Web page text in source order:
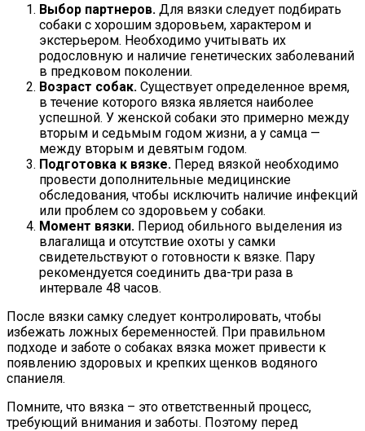
Выбор партнеров. Для вязки следует подбирать
собаки с хорошим здоровьем, характером и
экстерьером. Необходимо учитывать их
родословную и наличие генетических заболеваний
в предковом поколении.
Возраст собак. Существует определенное время,
в течение которого вязка является наиболее
успешной. У женской собаки это примерно между
вторым и седьмым годом жизни, а у самца —
между вторым и девятым годом.
Подготовка к вязке. Перед вязкой необходимо
провести дополнительные медицинские
обследования, чтобы исключить наличие инфекций
или проблем со здоровьем у собаки.
Момент вязки. Период обильного выделения из
влагалища и отсутствие охоты у самки
свидетельствуют о готовности к вязке. Пару
рекомендуется соединить два-три раза в
интервале 48 часов.
После вязки самку следует контролировать, чтобы
избежать ложных беременностей. При правильном
подходе и заботе о собаках вязка может привести к
появлению здоровых и крепких щенков водяного
спаниеля.
Помните, что вязка – это ответственный процесс,
требующий внимания и заботы. Поэтому перед